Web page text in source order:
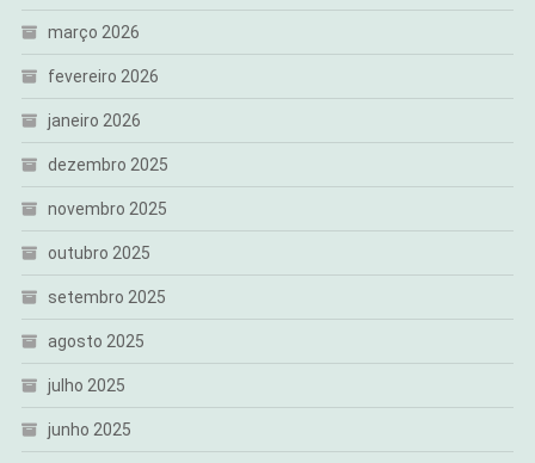
março 2026
fevereiro 2026
janeiro 2026
dezembro 2025
novembro 2025
outubro 2025
setembro 2025
agosto 2025
julho 2025
junho 2025